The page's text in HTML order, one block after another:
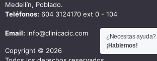
Medellín, Poblado.
Teléfonos: 604 3124170 ext 0 - 104
Email: info@clinicacic.com
Copyright © 2026
¿Necesitas ayuda?
¡Hablemos!